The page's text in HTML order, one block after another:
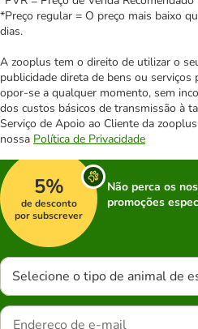
*Preço regular = O preço mais baixo
dias.
A zooplus tem o direito de utilizar o
publicidade direta de bens ou
opor-se a qualquer momento, sem
dos custos básicos de transmissão à
Serviço de Apoio ao Cliente da
nossa Política de Privacidade
5%
de desconto
por subscrever
Não perca os
promoções
Selecione o tipo de animal de